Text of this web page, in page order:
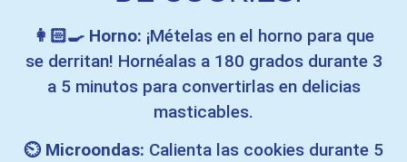
👩🏻‍🍳 Horno: ¡Mételas en el horno para que
se derritan! Hornéalas a 180 grados durante 3
a 5 minutos para convertirlas en delicias
masticables.
⏲️ Microondas: Calienta las cookies durante 5